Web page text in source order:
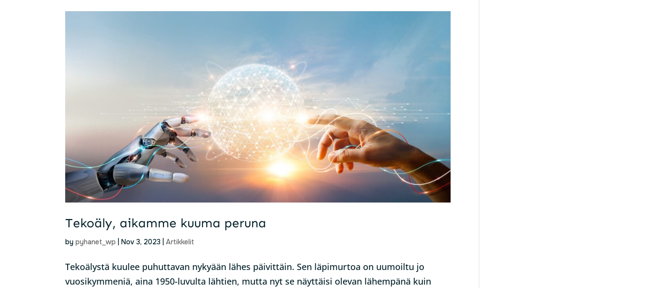
Tekoäly, aikamme kuuma peruna
bypyhanet_wp Nov 3, 2023 |Artikkelit
Tekoälystä kuulee puhuttavan nykyään lähes päivittäin. Sen läpimurtoa on uumoiltu jo
vuosikymmeniä, aina 1950-luvulta lähtien, mutta nyt se näyttäisi olevan lähempänä kuin